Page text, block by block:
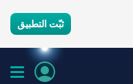
ثبّت التطبيق